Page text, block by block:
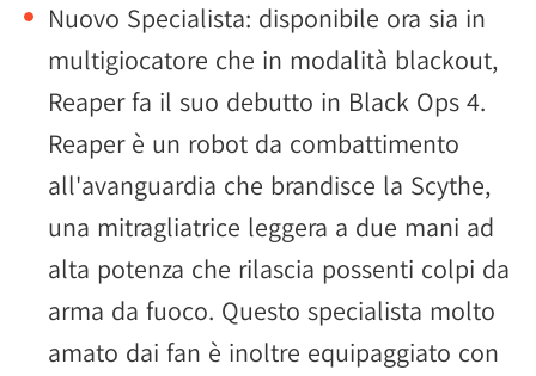
Nuovo Specialista: disponibile ora sia in
multigiocatore che in modalità blackout,
Reaper fa il suo debutto in Black Ops 4.
Reaper è un robot da combattimento
all'avanguardia che brandisce la Scythe,
una mitragliatrice leggera a due mani ad
alta potenza che rilascia possenti colpi da
arma da fuoco. Questo specialista molto
amato dai fan è inoltre equipaggiato con